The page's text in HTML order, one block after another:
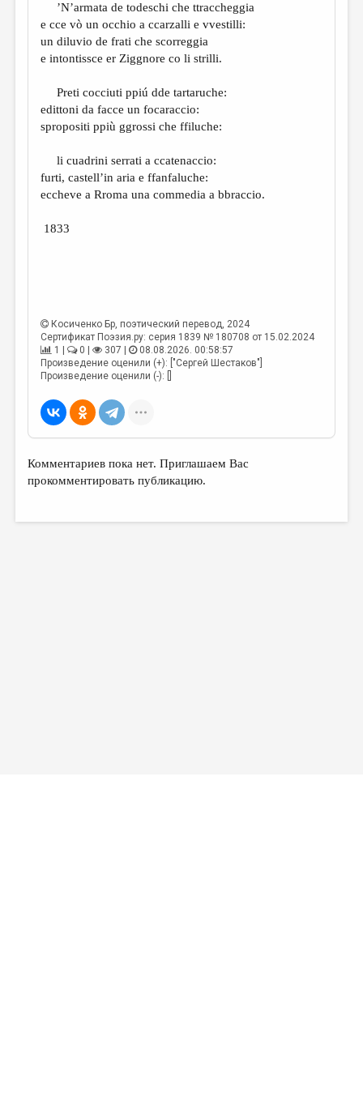
МАЛАЯ ПРОЗА
ЭССЕИСТИКА
ЛИТЕРАТУРОВЕДЕНИЕ
КУЛЬТУРОВЕДЕНИЕ
ПУБЛИЦИСТИКА
РЕЦЕНЗИРОВАНИЕ
ЦИКЛЫ ПУБЛИКАЦИЙ
’N’armata de todeschi che ttraccheggia
e cce vò un occhio a ccarzalli e vvestilli:
un diluvio de frati che scorreggia
e intontissce er Ziggnore co li strilli.
Preti cocciuti ppiú dde tartaruche:
edittoni da facce un focaraccio:
spropositi ppiù ggrossi che ffiluche:
li cuadrini serrati a ccatenaccio:
furti, castell’in aria e ffanfaluche:
eccheve a Rroma una commedia a bbraccio.
1833
Косиченко Бр, поэтический перевод, 2024
Сертификат Поэзия.ру: серия 1839 № 180708 от 15.02.2024
1 |
0 | 307 |
08.08.2026. 00:58:57
Произведение оценили (+): ["Сергей Шестаков"]
Произведение оценили (-): []
Комментариев пока нет. Приглашаем Вас
прокомментировать публикацию.